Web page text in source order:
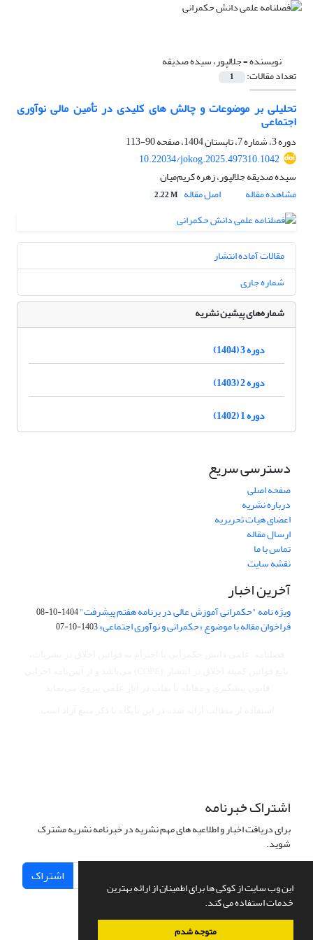
این وب سایت از کوکی ها برای اطمینان از ارائه بهترین
خدمات استفاده می کند.
متوجه شدم
نویسنده =جلالپور، سیده صدیقه
تعداد مقالات: 1
تحلیلی بر موضوعات و چالش های کلیدی در تأمین مالی نوآوری
اجتماعی
دوره 3، شماره 7، تابستان 1404، صفحه
90-113
10.22034/jokog.2025.497310.1042
سیده صدیقه جلالپور، زهره کریم‌میان
مشاهده مقاله
اصل مقاله 2.22 M
مقالات آماده انتشار
شماره جاری
شماره‌های پیشین نشریه
دوره 3 (1404)
دوره 2 (1403)
دوره 1 (1402)
دسترسی سریع
صفحه اصلی
درباره نشریه
اعضای هیات تحریریه
ارسال مقاله
تماس با ما
نقشه سایت
آخرین اخبار
ویژه نامه "حکمرانی آموزش عالی در برنامه هفتم پیشرفت"1404-10-08
فراخوان مقاله با موضوع «حکمرانی و نوآوری اجتماعی»1403-10-07
اشتراک خبرنامه
برای دریافت اخبار و اطلاعیه های مهم نشریه در خبرنامه نشریه مشترک
شوید.
اشتراک